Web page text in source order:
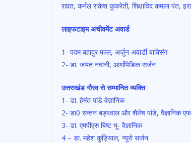
रावत, कर्नल राकेश कुकरेती, शिक्षाविद कमला पंत,
लाइफटाइम अचीवमेंट अवार्ड
1- पदम बहादुर मल्ल, अर्जुन अवार्डी बाक्सिंग
2- डा. जयंत नवानी, आर्थोपेडिक सर्जन
उत्तराखंड गौरव से सम्मानित व्यक्ति
1- डा. हेमंत पांडे वेज्ञानिक
2- डा0 सन्तन बड़थ्वाल और शैलेष पांडे, वैज्ञानिक
3- डा. एमपीएस बिष्ट भू- वैज्ञानिक
4 – डा. महेश कुड़ियाल, न्यूरो सर्जन